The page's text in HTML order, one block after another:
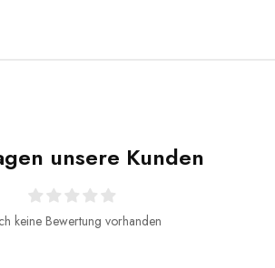
unsere Kunden
keine Bewertung vorhanden